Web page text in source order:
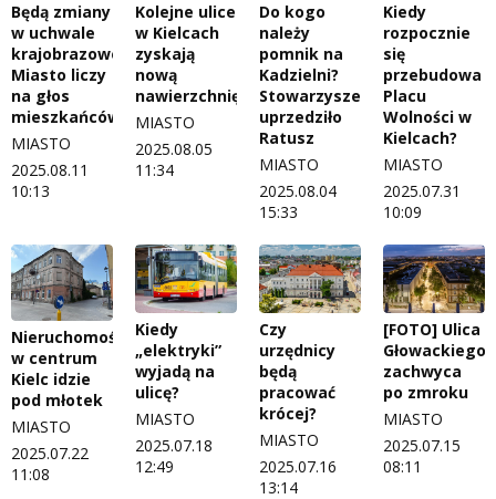
Będą zmiany
w uchwale
krajobrazowej?
Miasto liczy
na głos
mieszkańców
MIASTO
2025.08.11
10:13
Kolejne ulice
w Kielcach
zyskają
nową
nawierzchnię
MIASTO
2025.08.05
11:34
Do kogo
należy
pomnik na
Kadzielni?
Stowarzyszenie
uprzedziło
Ratusz
MIASTO
2025.08.04
15:33
Kiedy
rozpocznie
się
przebudowa
Placu
Wolności w
Kielcach?
MIASTO
2025.07.31
10:09
Nieruchomość
w centrum
Kielc idzie
pod młotek
MIASTO
2025.07.22
11:08
Kiedy
„elektryki”
wyjadą na
ulicę?
MIASTO
2025.07.18
12:49
Czy
urzędnicy
będą
pracować
krócej?
MIASTO
2025.07.16
13:14
[FOTO] Ulica
Głowackiego
zachwyca
po zmroku
MIASTO
2025.07.15
08:11